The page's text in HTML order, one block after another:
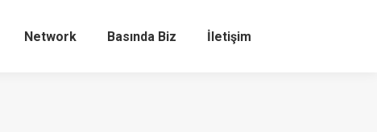
Network Basında Biz İletişim